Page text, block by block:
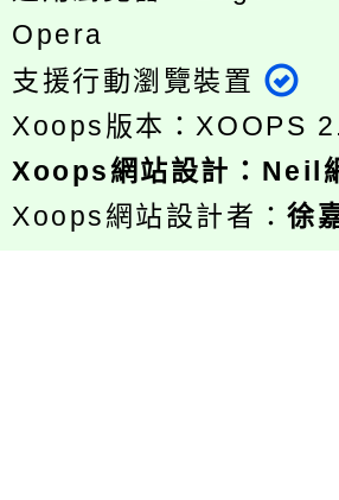
Opera
支援行動瀏覽裝置
Xoops版本： XOOPS
Xoops網站設計 ： Neil
Xoops網站設計者：徐